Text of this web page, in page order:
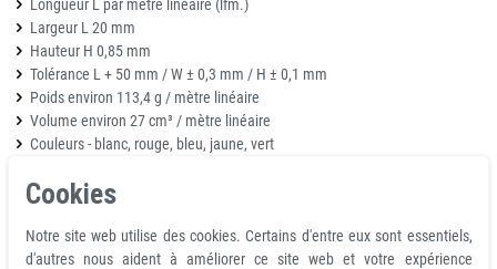
Longueur L par mètre linéaire (lfm.)
Largeur L 20 mm
Hauteur H 0,85 mm
Tolérance L + 50 mm / W ± 0,3 mm / H ± 0,1 mm
Poids environ 113,4 g / mètre linéaire
Volume environ 27 cm³ / mètre linéaire
Couleurs - blanc, rouge, bleu, jaune, vert
Remarque:
Le ruban magnétique flexible coloré est disponible en rouleaux de 5 m (5
mètres) de long. Nous proposons également des feutres effaçables à sec
Cookies
Notre site web utilise des cookies. Certains d'entre eux sont essentiels,
d'autres nous aident à améliorer ce site web et votre expérience